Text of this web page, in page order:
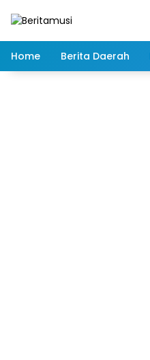
Home
Berita Daerah